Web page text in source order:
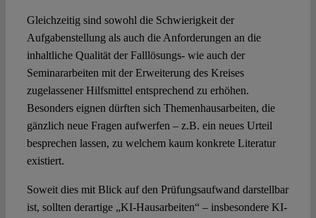
Gleichzeitig sind sowohl die Schwierigkeit der
Aufgabenstellung als auch die Anforderungen an die
inhaltliche Qualität der Falllösungs- wie auch der
Seminararbeiten mit der Erweiterung des Kreises
zugelassener Hilfsmittel entsprechend zu erhöhen.
Besonders eignen dürften sich Themenhausarbeiten, die
gänzlich neue Fragen aufwerfen – z.B. ein neues Urteil
besprechen lassen, zu welchem kaum konkrete Literatur
existiert.
Soweit dies mit Blick auf den Prüfungsaufwand darstellbar
ist, sollten derartige „KI-Hausarbeiten“ – insbesondere KI-